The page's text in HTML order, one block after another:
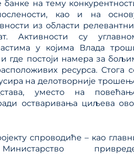
банке на тему
као и на
из области
Активности су
у којима Влада
и где постоји намера за
ресурса. Стога
на делотворније
уместо на
остваривања циљева
спроводиће – као